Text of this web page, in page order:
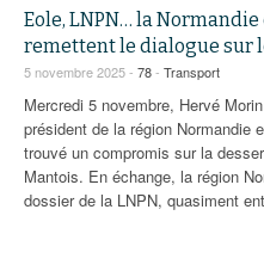
Eole, LNPN… la
remettent le dialogue sur
5 novembre 2025 - 78- Transport
Mercredi 5 novembre, Hervé
président de la région Normandie
trouvé un compromis sur la
Mantois. En échange, la région
dossier de la LNPN, quasiment